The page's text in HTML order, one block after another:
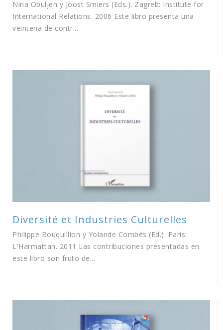
Nina Obuljen y Joost Smiers (Eds.). Zagreb: Institute for
International Relations. 2006 Este libro presenta una
veintena de contr...
Diversité et Industries Culturelles
Philippe Bouquillion y Yolande Combés (Ed.). París:
L'Harmattan. 2011 Las contribuciones presentadas en
este libro son fruto de...